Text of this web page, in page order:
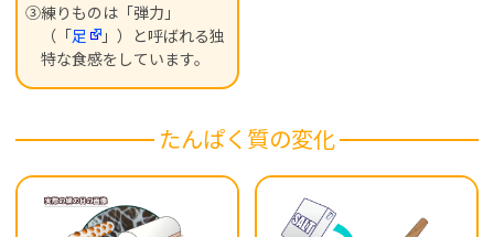
③練りものは「弾力」
（「足
」）と呼ばれる独
特な食感をしています。
たんぱく質の変化